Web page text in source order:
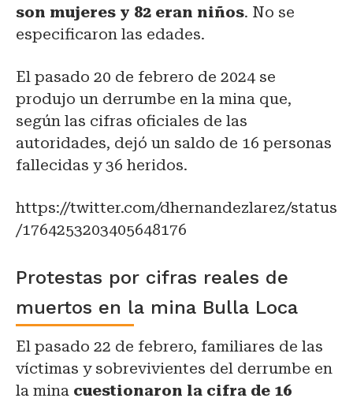
son mujeres y 82 eran niños. No se
especificaron las edades.
El pasado 20 de febrero de 2024 se
produjo un derrumbe en la mina que,
según las cifras oficiales de las
autoridades, dejó un saldo de 16 personas
fallecidas y 36 heridos.
https://twitter.com/dhernandezlarez/status
/1764253203405648176
Protestas por cifras reales de
muertos en la mina Bulla Loca
El pasado 22 de febrero, familiares de las
víctimas y sobrevivientes del derrumbe en
la mina cuestionaron la cifra de 16